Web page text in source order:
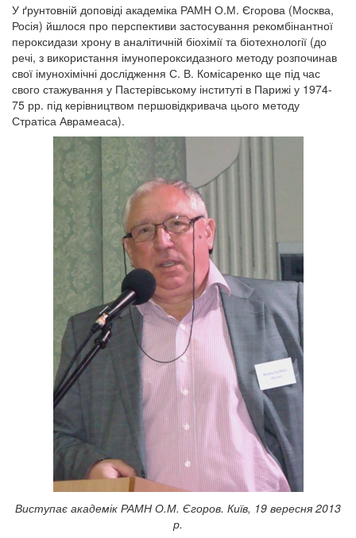
У ґрунтовній доповіді академіка РАМН О.М. Єгорова (Москва,
Росія) йшлося про перспективи застосування рекомбінантної
пероксидази хрону в аналітичній біохімії та біотехнології (до
речі, з використання імунопероксидазного методу розпочинав
свої імунохімічні дослідження С. В. Комісаренко ще під час
свого стажування у Пастерівському інституті в Парижі у 1974-
75 рр. під керівництвом першовідкривача цього методу
Стратіса Аврамеаса).
Виступає академік РАМН О.М. Єгоров. Київ, 19 вересня 2013
р.